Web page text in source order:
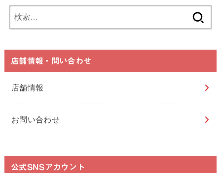
索:
店舗情報・問い合わせ
店舗情報
お問い合わせ
公式SNSアカウント